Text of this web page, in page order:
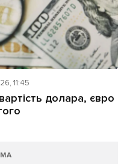
11:45
долара, євро